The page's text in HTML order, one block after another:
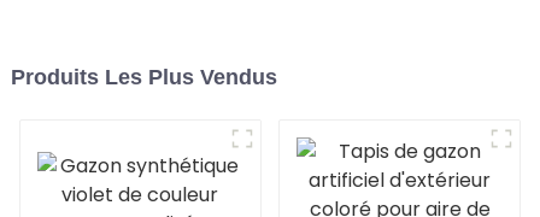
Produits Les Plus Vendus